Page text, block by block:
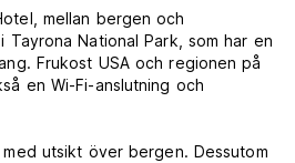
mellan bergen och
National Park, som har en
Frukost USA och regionen på
en Wi-Fi-anslutning och
utsikt över bergen. Dessutom